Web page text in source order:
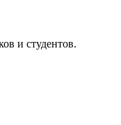
и студентов.